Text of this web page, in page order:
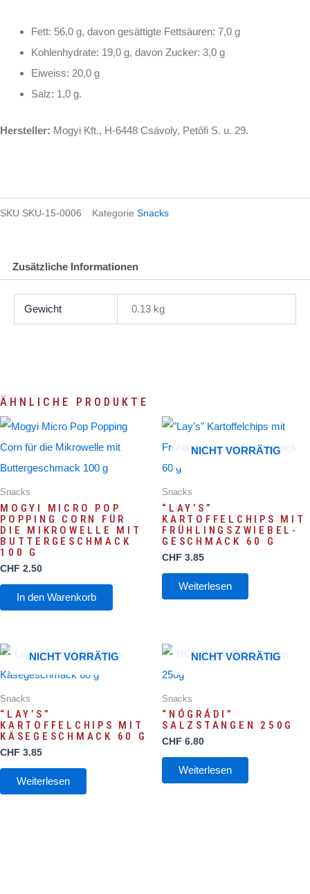
Fett: 56,0 g, davon gesättigte Fettsäuren: 7,0 g
Kohlenhydrate: 19,0 g, davon Zucker: 3,0 g
Eiweiss: 20,0 g
Salz: 1,0 g.
Hersteller: Mogyi Kft., H-6448 Csávoly, Petőfi S. u. 29.
SKU SKU-15-0006 Kategorie Snacks
Zusätzliche Informationen
Gewicht 0.13 kg
ÄHNLICHE PRODUKTE
Snacks
MOGYI MICRO POP
POPPING CORN FÜR
DIE MIKROWELLE MIT
BUTTERGESCHMACK
100 G
CHF 2.50
In den Warenkorb
NICHT VORRÄTIG
Snacks
“LAY’S”
KARTOFFELCHIPS MIT
FRÜHLINGSZWIEBEL-
GESCHMACK 60 G
CHF 3.85
Weiterlesen
NICHT VORRÄTIG
Snacks
“LAY’S”
KARTOFFELCHIPS MIT
KÄSEGESCHMACK 60 G
CHF 3.85
Weiterlesen
NICHT VORRÄTIG
Snacks
“NÓGRÁDI”
SALZSTANGEN 250G
CHF 6.80
Weiterlesen